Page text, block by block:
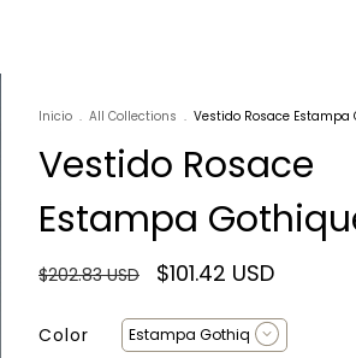
Inicio . All Collections . Vestido Rosace Estampa
Vestido Rosace
Estampa
$202.83 USD $101.42 USD
Color